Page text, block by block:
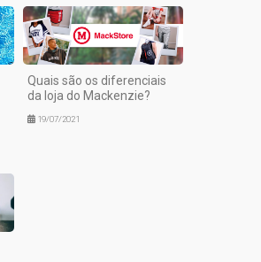
Quais são os diferenciais
da loja do Mackenzie?
19/07/2021